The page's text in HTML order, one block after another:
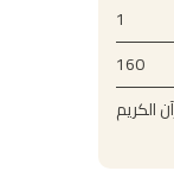
1
160
الكريم